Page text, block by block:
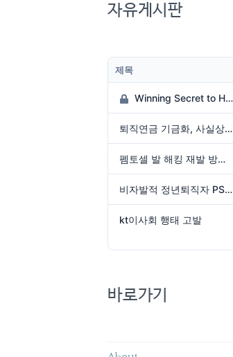
자유게시판
제목
Winning Secret to Hit the Jackpot!
퇴직연금 기금화, 사실상 국가가 관리하겠다는 것인가?
펨토셀 발 해킹 재발 방지 위해서는
비자발적 정년퇴직자 PS성과급 미지급은 임금체불 아닌가?
kt이사회 행태 고발
바로가기